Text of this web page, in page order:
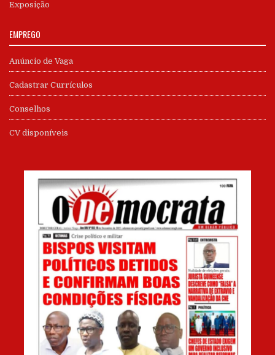
Exposição
EMPREGO
Anúncio de Vaga
Cadastrar Currículos
Conselhos
CV disponíveis